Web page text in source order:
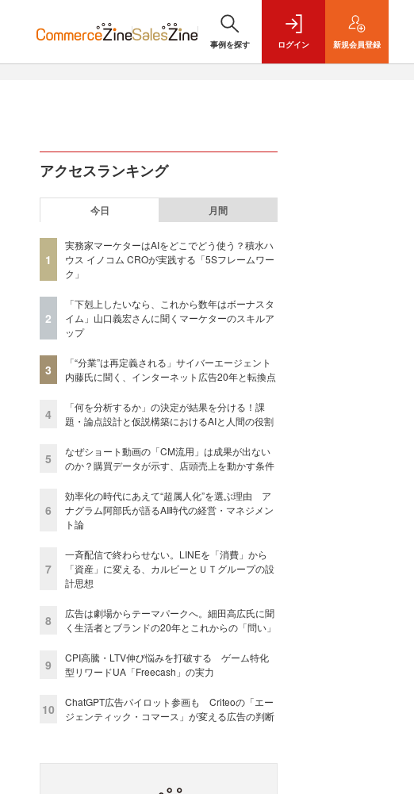
事例を探す ログイン 新規会員登録
アクセスランキング
今日 月間
1
実務家マーケターはAIをどこでどう使う？積水ハ
ウス イノコム CROが実践する「5Sフレームワー
ク」
2
「下剋上したいなら、これから数年はボーナスタ
イム」山口義宏さんに聞くマーケターのスキルア
ップ
3
「“分業”は再定義される」サイバーエージェント
内藤氏に聞く、インターネット広告20年と転換点
4
「何を分析するか」の決定が結果を分ける！課
題・論点設計と仮説構築におけるAIと人間の役割
5
なぜショート動画の「CM流用」は成果が出ない
のか？購買データが示す、店頭売上を動かす条件
6
効率化の時代にあえて“超属人化”を選ぶ理由 ア
ナグラム阿部氏が語るAI時代の経営・マネジメン
ト論
7
一斉配信で終わらせない。LINEを「消費」から
「資産」に変える、カルビーとＵＴグループの設
計思想
8
広告は劇場からテーマパークへ。細田高広氏に聞
く生活者とブランドの20年とこれからの「問い」
9
CPI高騰・LTV伸び悩みを打破する ゲーム特化
型リワードUA「Freecash」の実力
10
ChatGPT広告パイロット参画も Criteoの「エー
ジェンティック・コマース」が変える広告の判断